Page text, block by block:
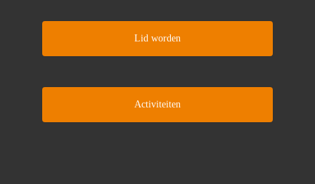
Lid worden
Activiteiten